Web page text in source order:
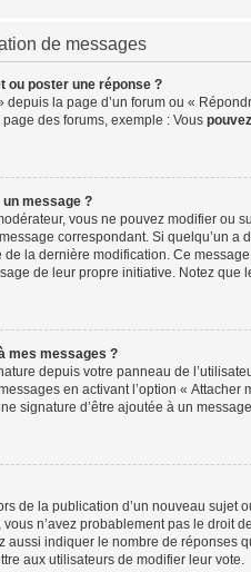
de messages
ou poster une réponse ?
la page d’un forum ou «
des forums, exemple : Vous pouvez
message ?
vous ne pouvez modifier
correspondant. Si quelqu’un a
de la dernière modification. Ce
de leur propre initiative. Notez
mes messages ?
depuis votre panneau de
en activant l’option «
signature d’être ajoutée à un
de la publication d’un nouveau
n’avez probablement pas le droit
aussi indiquer le nombre de réponses
aux utilisateurs de modifier leur vote.